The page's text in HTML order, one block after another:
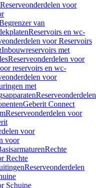
Reserveonderdelen voor
van
Reservoirs en wc-
voor Reservoirs
Inbouwreservoirs met
Reserveonderdelen voor
reservoirs en wc-
voor
met
Reserveonderdelen
Geberit Connect
Reserveonderdelen voor
voor
voor
Rechte
Rechte
Reserveonderdelen
Schuine